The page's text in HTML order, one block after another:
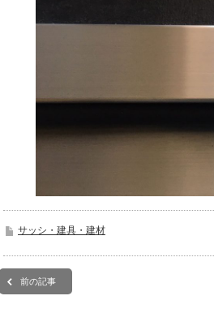
サッシ・建具・建材
前の記事